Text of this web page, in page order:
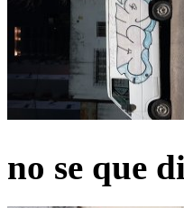
no se que